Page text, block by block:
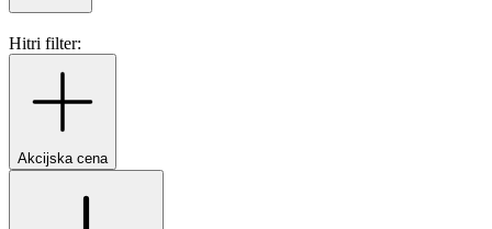
Hitri filter:
Akcijska cena